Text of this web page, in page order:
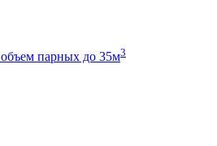
объем парных до 35м3